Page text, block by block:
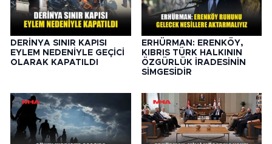
DERİNYA SINIR KAPISI
EYLEM NEDENİYLE GEÇİCİ
OLARAK KAPATILDI
ERHÜRMAN: ERENKÖY,
KIBRIS TÜRK HALKININ
ÖZGÜRLÜK İRADESİNİN
SİMGESİDİR